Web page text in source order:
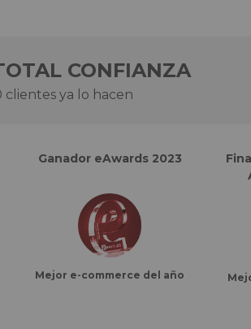
CONFIANZA
clientes ya lo hacen
Ganador eAwards 2023
Mejor e-commerce del año